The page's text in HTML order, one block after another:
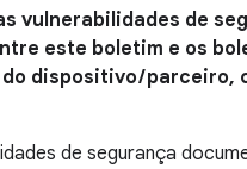
vulnerabilidades de
este boletim e os
dispositivo / parceiro,
de segurança